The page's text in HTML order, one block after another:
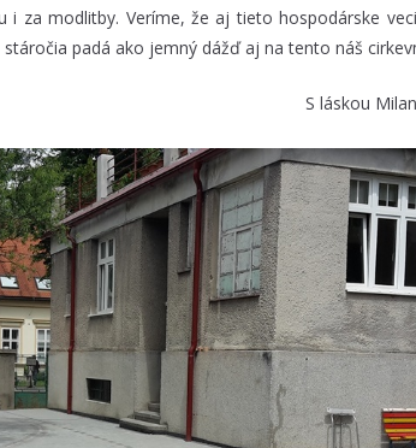
i za modlitby. Veríme, že aj tieto hospodárske
padá ako jemný dážď aj na tento náš
S láskou